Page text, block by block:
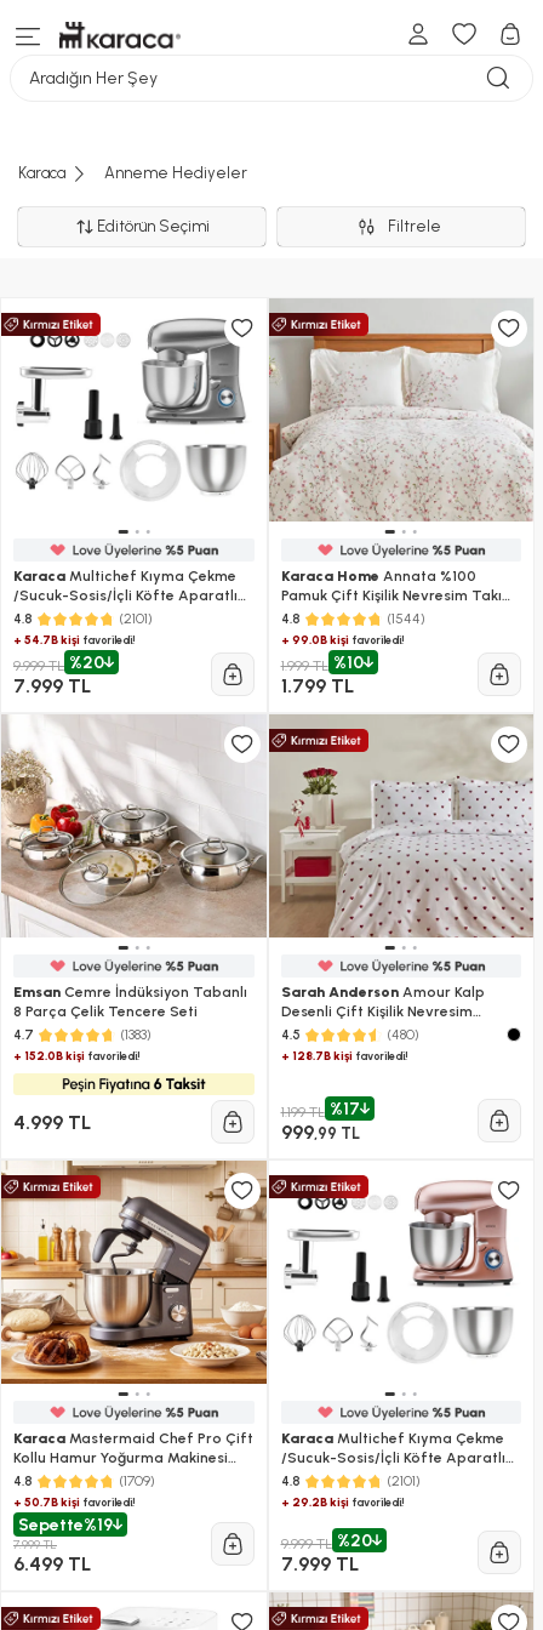
Aradığın Her Şey
Karaca Anneme Hediyeler
Editörün Seçimi Filtrele
Karaca Multichef Kıyma Çekme
/Sucuk-Sosis/İçli Köfte Aparatlı
Hamur Yoğurma Makinesi Antrasit
1900W 5,5L
4.8 (2101)
+ 54.7B kişi favoriledi!
9.999 TL %20
7.999 TL
Karaca Home Annata %100
Pamuk Çift Kişilik Nevresim Takımı
Somon
4.8 (1544)
+ 99.0B kişifavoriledi!
1.999 TL %10
1.799 TL
Emsan Cemre İndüksiyon Tabanlı
8 Parça Çelik Tencere Seti
4.7 (1383)
+ 152.0B kişi favoriledi!
4.999 TL
Sarah AndersonAmour Kalp
Desenli Çift Kişilik Nevresim
Takımı
4.5 (480)
+ 128.7B kişifavoriledi!
1.199 TL %17
999,99 TL
Karaca Mastermaid Chef Pro Çift
Kollu Hamur Yoğurma Makinesi
Space Gray 1500 W 5L
4.8 (1709)
+ 50.7B kişi favoriledi!
Sepette%19
7.999 TL
6.499 TL
KaracaMultichef Kıyma Çekme
/Sucuk-Sosis/İçli Köfte Aparatlı
Hamur Yoğurma Makinesi
Rosegold 1900W 5,5L
4.8 (2101)
+ 29.2B kişifavoriledi!
9.999 TL %20
7.999 TL